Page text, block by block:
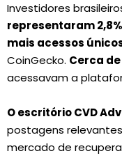
Investidores
representaram
mais acessos
CoinGecko. Cerca
acessavam a
O escritório CVD
postagens
mercado de